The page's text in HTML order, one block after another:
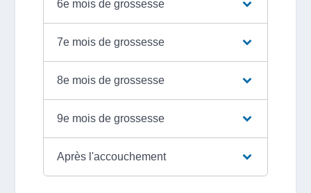
6e mois de grossesse
7e mois de grossesse
8e mois de grossesse
9e mois de grossesse
Après l'accouchement